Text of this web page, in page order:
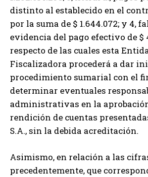
distinto al establecido en el
por la suma de $ 1.644.072; y 4,
evidencia del pago efectivo de $
respecto de las cuales esta
Fiscalizadora procederá a dar
procedimiento sumarial con el
determinar eventuales
administrativas en la
rendición de cuentas
S.A., sin la debida acreditación.
Asimismo, en relación a las
precedentemente, que